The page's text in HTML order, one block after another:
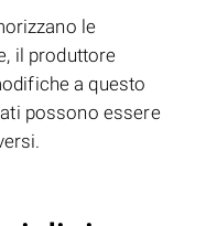
le
il produttore
a questo
possono essere